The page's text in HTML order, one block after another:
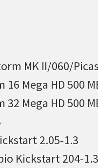
MK II/060/
16 Mega HD 500
32 Mega HD 500
2.05-1.3
Kickstart 204-